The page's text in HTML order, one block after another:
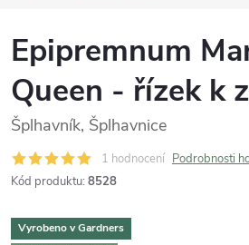
Epipremnum
Queen - řízek k
Šplhavník, Šplhavnice
1 hodnocení Podrobnosti
Kód produktu: 8528
Vyrobeno v Gardners